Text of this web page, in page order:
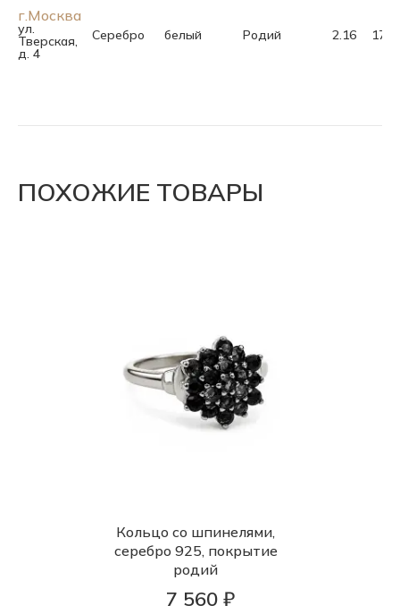
г.Москва
ул.
Тверская,
д. 4
Серебро белый Родий 2.16 17.0
ПОХОЖИЕ ТОВАРЫ
Кольцо со шпинелями,
серебро 925, покрытие
родий
7 560 ₽